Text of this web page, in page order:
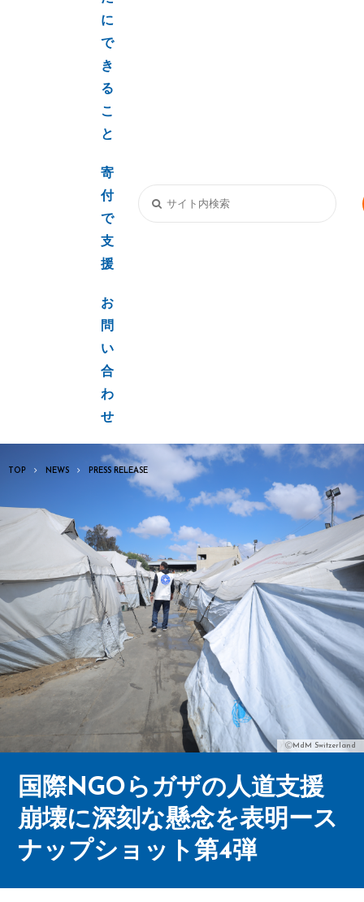
に
で
き
る
こ
と
寄
付
で
支
援
お
問
い
合
わ
せ
TOP NEWS PRESS RELEASE
ⒸMdM Switzerland
国際NGOらガザの人道支援
崩壊に深刻な懸念を表明ース
ナップショット第4弾